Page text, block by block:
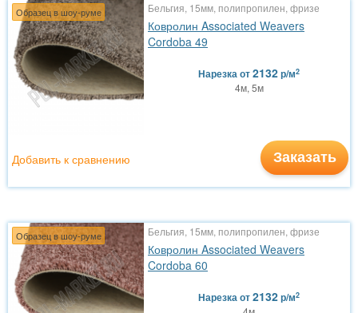
Образец в шоу-руме Бельгия, 15мм, полипропилен, фризе
Ковролин Associated Weavers
Cordoba 49
Нарезкаот2132р/м2
4м, 5м
Заказать
Добавить к сравнению
Образец в шоу-руме Бельгия, 15мм, полипропилен, фризе
Ковролин Associated Weavers
Cordoba 60
Нарезкаот2132р/м2